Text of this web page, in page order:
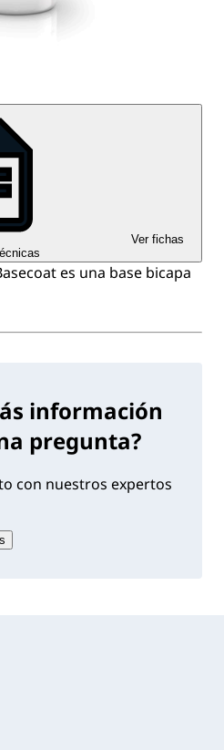
Ver fichas
es una base bicapa
información
pregunta?
con nuestros expertos